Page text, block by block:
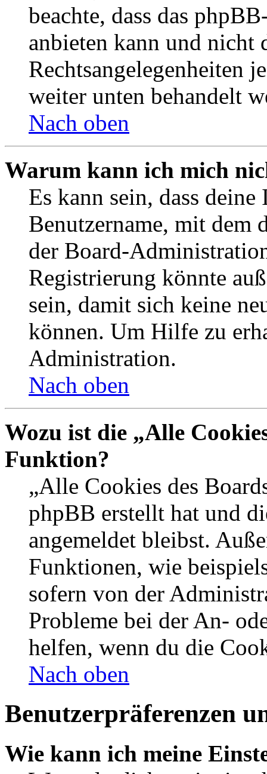
beachte, dass das
anbieten kann und nicht
Rechtsangelegenheiten
weiter unten behandelt
Nach oben
Warum kann ich mich
Es kann sein, dass
Benutzername, mit dem
der Board-
Registrierung könnte
sein, damit sich keine
können. Um Hilfe zu
Administration.
Nach oben
Wozu ist die „Alle
Funktion?
„Alle Cookies des
phpBB erstellt hat und
angemeldet bleibst.
Funktionen, wie
sofern von der
Probleme bei der An-
helfen, wenn du die
Nach oben
Benutzerpräferenzen
Wie kann ich meine